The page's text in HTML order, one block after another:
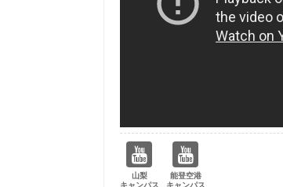
山梨
キャンパス
能登空港
キャンパス